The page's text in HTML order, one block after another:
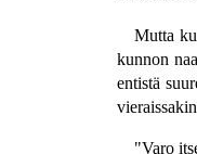
Mutta
kunnon
entistä
"Varo